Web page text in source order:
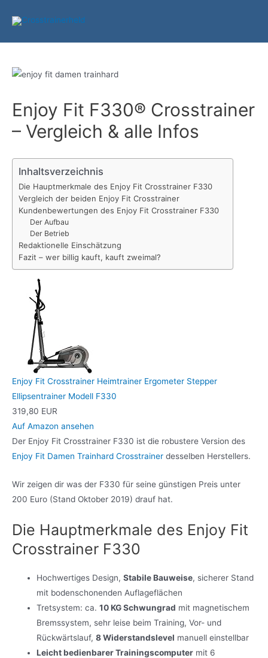
Inhalt
Enjoy Fit F330® Crosstrainer
– Vergleich & alle Infos
Inhaltsverzeichnis
Die Hauptmerkmale des Enjoy Fit Crosstrainer F330
Vergleich der beiden Enjoy Fit Crosstrainer
Kundenbewertungen des Enjoy Fit Crosstrainer F330
Der Aufbau
Der Betrieb
Redaktionelle Einschätzung
Fazit – wer billig kauft, kauft zweimal?
Enjoy Fit Crosstrainer Heimtrainer Ergometer Stepper
Ellipsentrainer Modell F330
319,80 EUR
Auf Amazon ansehen
Der Enjoy Fit Crosstrainer F330 ist die robustere Version des
Enjoy Fit Damen Trainhard Crosstrainer desselben Herstellers.
Wir zeigen dir was der F330 für seine günstigen Preis unter
200 Euro (Stand Oktober 2019) drauf hat.
Die Hauptmerkmale des Enjoy Fit
Crosstrainer F330
Hochwertiges Design,Stabile Bauweise, sicherer Stand
mit bodenschonenden Auflageflächen
Tretsystem: ca.10 KG Schwungrad mit magnetischem
Bremssystem, sehr leise beim Training, Vor- und
Rückwärtslauf,8 Widerstandslevel manuell einstellbar
Leicht bedienbarer Trainingscomputer mit 6